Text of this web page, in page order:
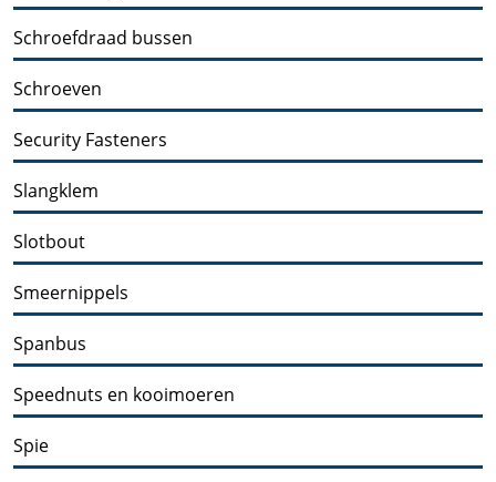
Schroefdraad bussen
Schroeven
Security Fasteners
Slangklem
Slotbout
Smeernippels
Spanbus
Speednuts en kooimoeren
Spie